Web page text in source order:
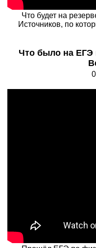
Что будет на
Источников, по
Что было на ЕГЭ